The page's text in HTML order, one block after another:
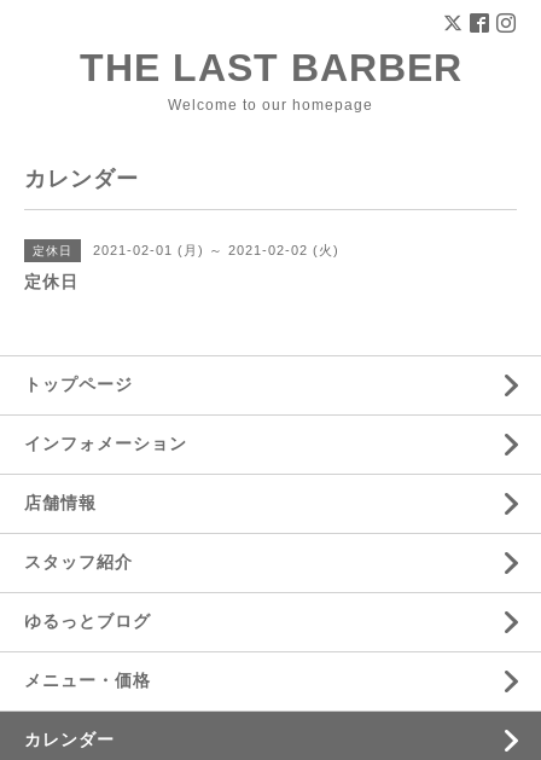
THE LAST BARBER
Welcome to our homepage
カレンダー
定休日 2021-02-01 (月) ～ 2021-02-02 (火)
定休日
トップページ
インフォメーション
店舗情報
スタッフ紹介
ゆるっとブログ
メニュー・価格
カレンダー